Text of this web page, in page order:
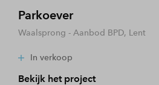
Parkoever
Waalsprong - Aanbod BPD, Lent
In verkoop
Bekijk het project